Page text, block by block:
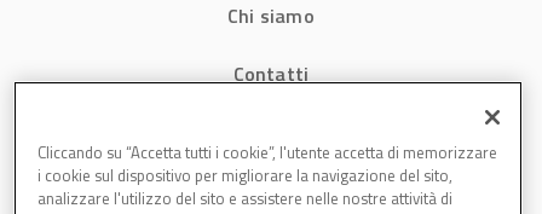
Chi siamo
Contatti
Cookies
Cliccando su “Accetta tutti i cookie”, l'utente accetta di memorizzare
i cookie sul dispositivo per migliorare la navigazione del sito,
analizzare l'utilizzo del sito e assistere nelle nostre attività di